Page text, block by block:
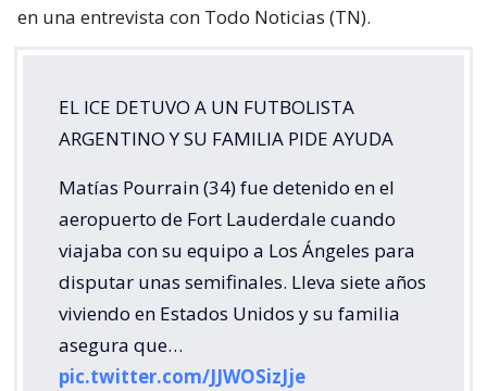
en una entrevista con Todo Noticias (TN).
EL ICE DETUVO A UN FUTBOLISTA
ARGENTINO Y SU FAMILIA PIDE AYUDA
Matías Pourrain (34) fue detenido en el
aeropuerto de Fort Lauderdale cuando
viajaba con su equipo a Los Ángeles para
disputar unas semifinales. Lleva siete años
viviendo en Estados Unidos y su familia
asegura que…
pic.twitter.com/JJWOSizJje